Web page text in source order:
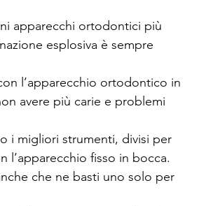
apparecchi ortodontici più
esplosiva è sempre
l’apparecchio ortodontico in
avere più carie e problemi
i migliori strumenti, divisi per
fisso in bocca.
che ne basti uno solo per